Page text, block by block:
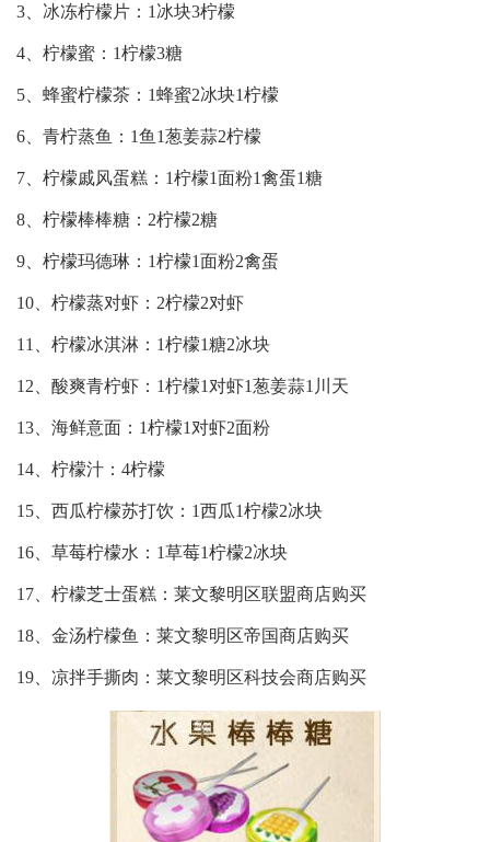
3、冰冻柠檬片：1冰块3柠檬
4、柠檬蜜：1柠檬3糖
5、蜂蜜柠檬茶：1蜂蜜2冰块1柠檬
6、青柠蒸鱼：1鱼1葱姜蒜2柠檬
7、柠檬戚风蛋糕：1柠檬1面粉1禽蛋1糖
8、柠檬棒棒糖：2柠檬2糖
9、柠檬玛德琳：1柠檬1面粉2禽蛋
10、柠檬蒸对虾：2柠檬2对虾
11、柠檬冰淇淋：1柠檬1糖2冰块
12、酸爽青柠虾：1柠檬1对虾1葱姜蒜1川天
13、海鲜意面：1柠檬1对虾2面粉
14、柠檬汁：4柠檬
15、西瓜柠檬苏打饮：1西瓜1柠檬2冰块
16、草莓柠檬水：1草莓1柠檬2冰块
17、柠檬芝士蛋糕：莱文黎明区联盟商店购买
18、金汤柠檬鱼：莱文黎明区帝国商店购买
19、凉拌手撕肉：莱文黎明区科技会商店购买